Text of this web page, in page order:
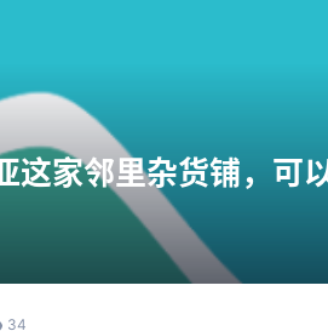
这家邻里杂货铺，可
34